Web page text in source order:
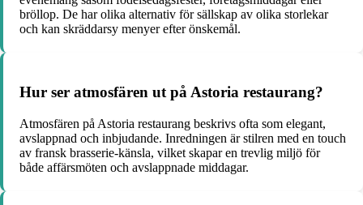
bröllop. De har olika alternativ för sällskap av olika storlekar
och kan skräddarsy menyer efter önskemål.
Hur ser atmosfären ut på Astoria restaurang?
Atmosfären på Astoria restaurang beskrivs ofta som elegant,
avslappnad och inbjudande. Inredningen är stilren med en touch
av fransk brasserie-känsla, vilket skapar en trevlig miljö för
både affärsmöten och avslappnade middagar.